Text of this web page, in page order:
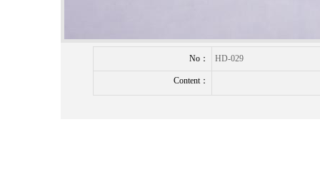
No： HD-029
Content：